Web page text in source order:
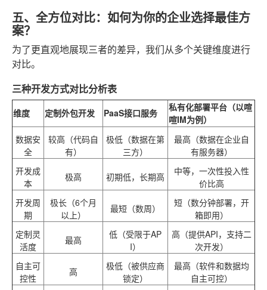
五、全方位对比：如何为你的企业选择最佳方
案？
为了更直观地展现三者的差异，我们从多个关键维度进行
对比。
三种开发方式对比分析表
维度 定制外包开发 PaaS接口服务
私有化部署平台（以喧
喧IM为例）
数据安
全
较高（代码自
有）
极低（数据在第
三方）
最高（数据在企业自
有服务器）
开发成
本
极高 初期低，长期高
中等，一次性投入性
价比高
开发周
期
极长（6个月
以上）
最短（数周）
短（数分钟部署，开
箱即用）
定制灵
活度
最高
低（受限于AP
I）
高（提供API，支持二
次开发）
自主可
控性
高
极低（被供应商
锁定）
最高（软件和数据均
自主可控）